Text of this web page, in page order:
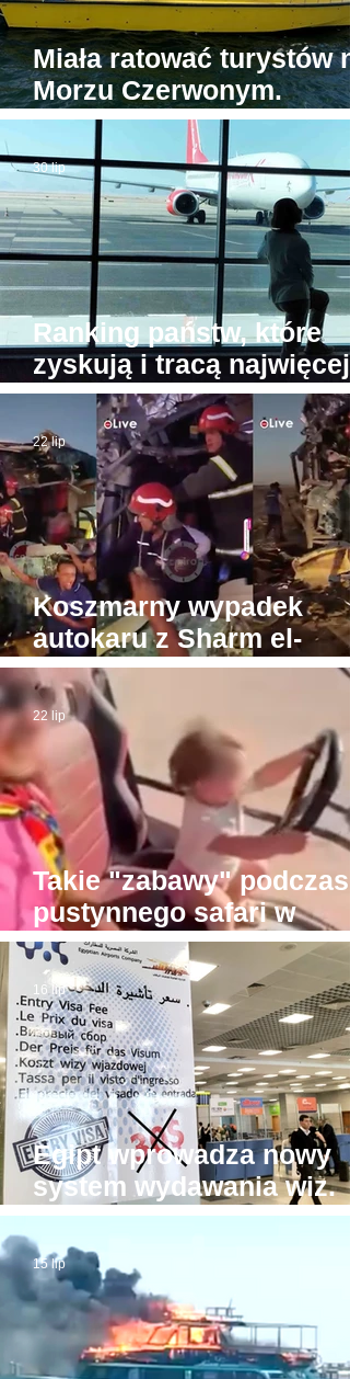
Miała ratować turystów
Morzu Czerwonym.
Tymczasem jedyna
egipska karetka wodna...
stoi w porcie
Ranking państw, które
zyskują i tracą najwięcej
turystów. Na przeciwnych
biegunach Egipt i
30 lip
Koszmarny wypadek
autokaru z Sharm el-
Sheikh do Gizy. Turyści
byli w drodze do Piramid
22 lip
Takie "zabawy" podczas
pustynnego safari w
Hurghadzie. Co trzeba
mieć w głowie, żeby na to
pozwolić?!
22 lip
Egipt wprowadza nowy
system wydawania wiz.
Będzie drożej!
16 lip
15 lip